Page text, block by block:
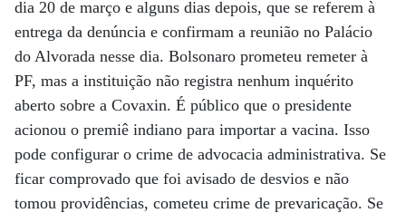
dia 20 de março e alguns dias depois, que se referem à
entrega da denúncia e confirmam a reunião no Palácio
do Alvorada nesse dia. Bolsonaro prometeu remeter à
PF, mas a instituição não registra nenhum inquérito
aberto sobre a Covaxin. É público que o presidente
acionou o premiê indiano para importar a vacina. Isso
pode configurar o crime de advocacia administrativa. Se
ficar comprovado que foi avisado de desvios e não
tomou providências, cometeu crime de prevaricação. Se